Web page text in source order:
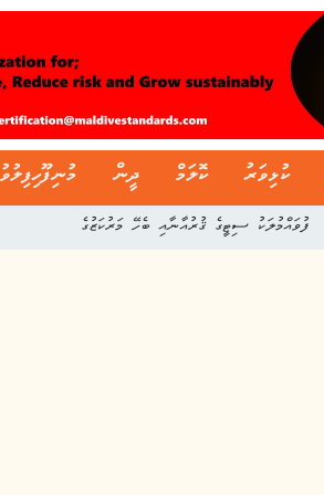
ކުޅިވަރު ކޮލަމް ދީން
ފުވައްމުލަކު ސިޓީގެ ޤުރުއާނާއި ބެހޭ މަރުކަޒުގެ